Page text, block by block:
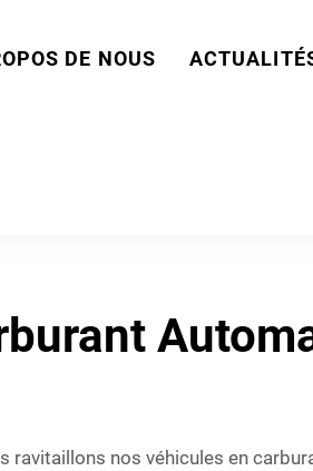
DE NOUS
nos véhicules en